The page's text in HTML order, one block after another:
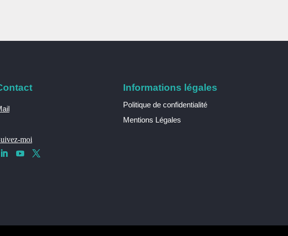
moi
Informations légales
Politique de confidentialité
Mentions Légales